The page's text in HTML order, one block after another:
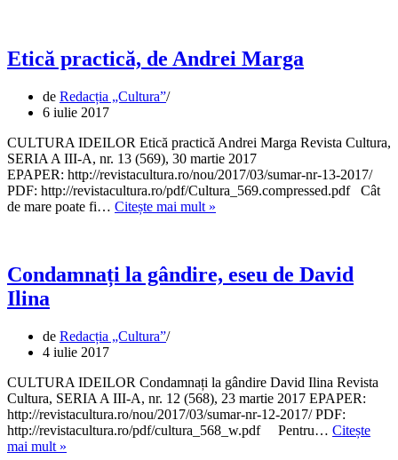
portret,
de
Etică practică, de Andrei Marga
de Redacția „Cultura”
6 iulie 2017
CULTURA IDEILOR Etică practică Andrei Marga Revista Cultura,
SERIA A III-A, nr. 13 (569), 30 martie 2017
EPAPER: http://revistacultura.ro/nou/2017/03/sumar-nr-13-2017/
PDF: http://revistacultura.ro/pdf/Cultura_569.compressed.pdf Cât
de mare poate fi… Citește mai mult »
Marga
Condamnați la gândire, eseu de David
Ilina
de Redacția „Cultura”
4 iulie 2017
CULTURA IDEILOR Condamnați la gândire David Ilina Revista
Cultura, SERIA A III-A, nr. 12 (568), 23 martie 2017 EPAPER:
http://revistacultura.ro/nou/2017/03/sumar-nr-12-2017/ PDF:
http://revistacultura.ro/pdf/cultura_568_w.pdf Pentru… Citește
mai mult »